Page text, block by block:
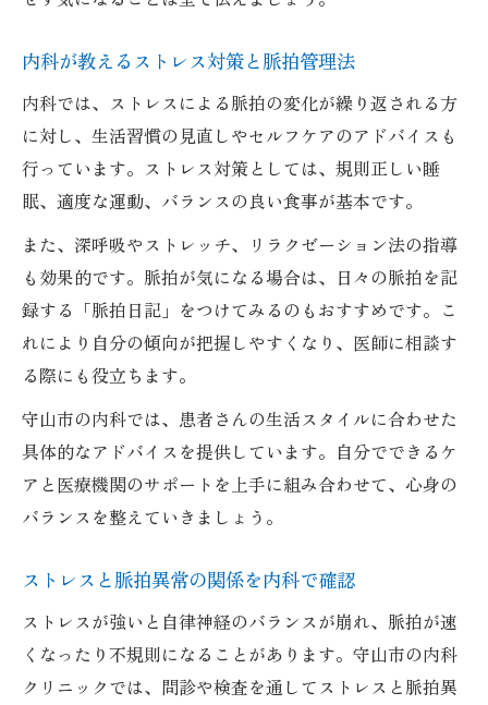
内科が教えるストレス対策と脈拍管理法
内科では、ストレスによる脈拍の変化が繰り返される方
に対し、生活習慣の見直しやセルフケアのアドバイスも
行っています。ストレス対策としては、規則正しい睡
眠、適度な運動、バランスの良い食事が基本です。
また、深呼吸やストレッチ、リラクゼーション法の指導
も効果的です。脈拍が気になる場合は、日々の脈拍を記
録する「脈拍日記」をつけてみるのもおすすめです。こ
れにより自分の傾向が把握しやすくなり、医師に相談す
る際にも役立ちます。
守山市の内科では、患者さんの生活スタイルに合わせた
具体的なアドバイスを提供しています。自分でできるケ
アと医療機関のサポートを上手に組み合わせて、心身の
バランスを整えていきましょう。
ストレスと脈拍異常の関係を内科で確認
ストレスが強いと自律神経のバランスが崩れ、脈拍が速
くなったり不規則になることがあります。守山市の内科
クリニックでは、問診や検査を通してストレスと脈拍異